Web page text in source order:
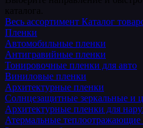
Весь ассортимент Каталог
Пленки
Автомобильные пленки
Антигравийные пленки
Тонировочные пленки для авто
Виниловые пленки
Архитектурные пленки
Солнцезащитные зеркальные и
Архитектурные пленки для
Атермальные теплоотражающие